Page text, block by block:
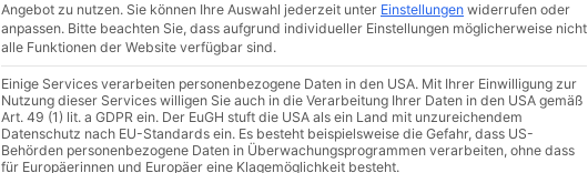
Angebot zu nutzen. Sie können Ihre Auswahl jederzeit unter Einstellungen widerrufen oder
anpassen. Bitte beachten Sie, dass aufgrund individueller Einstellungen möglicherweise nicht
alle Funktionen der Website verfügbar sind.
Einige Services verarbeiten personenbezogene Daten in den USA. Mit Ihrer Einwilligung zur
Nutzung dieser Services willigen Sie auch in die Verarbeitung Ihrer Daten in den USA gemäß
Art. 49 (1) lit. a GDPR ein. Der EuGH stuft die USA als ein Land mit unzureichendem
Datenschutz nach EU-Standards ein. Es besteht beispielsweise die Gefahr, dass US-
Behörden personenbezogene Daten in Überwachungsprogrammen verarbeiten, ohne dass
für Europäerinnen und Europäer eine Klagemöglichkeit besteht.